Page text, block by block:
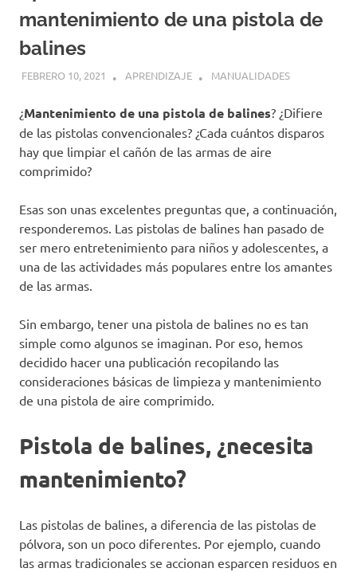
mantenimiento de una pistola de
balines
FEBRERO 10, 2021 APRENDIZAJE MANUALIDADES
¿Mantenimiento de una pistola de balines? ¿Difiere
de las pistolas convencionales? ¿Cada cuántos disparos
hay que limpiar el cañón de las armas de aire
comprimido?
Esas son unas excelentes preguntas que, a continuación,
responderemos. Las pistolas de balines han pasado de
ser mero entretenimiento para niños y adolescentes, a
una de las actividades más populares entre los amantes
de las armas.
Sin embargo, tener una pistola de balines no es tan
simple como algunos se imaginan. Por eso, hemos
decidido hacer una publicación recopilando las
consideraciones básicas de limpieza y mantenimiento
de una pistola de aire comprimido.
Pistola de balines, ¿necesita
mantenimiento?
Las pistolas de balines, a diferencia de las pistolas de
pólvora, son un poco diferentes. Por ejemplo, cuando
las armas tradicionales se accionan esparcen residuos en